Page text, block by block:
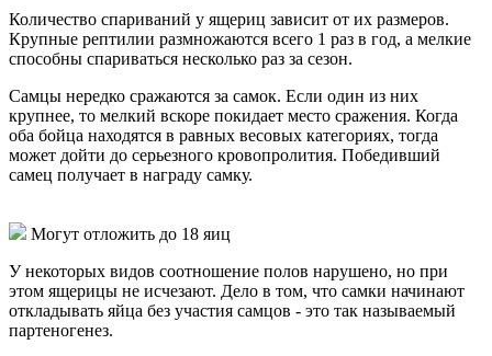
Количество спариваний у ящериц зависит от их размеров.
Крупные рептилии размножаются всего 1 раз в год, а мелкие
способны спариваться несколько раз за сезон.
Самцы нередко сражаются за самок. Если один из них
крупнее, то мелкий вскоре покидает место сражения. Когда
оба бойца находятся в равных весовых категориях, тогда
может дойти до серьезного кровопролития. Победивший
самец получает в награду самку.
Могут отложить до 18 яиц
У некоторых видов соотношение полов нарушено, но при
этом ящерицы не исчезают. Дело в том, что самки начинают
откладывать яйца без участия самцов - это так называемый
партеногенез.